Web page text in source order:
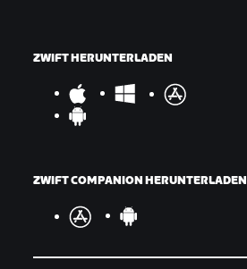
ZWIFT HERUNTERLADEN
ZWIFT COMPANION HERUNTERLADEN